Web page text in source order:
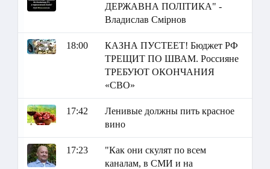
ДЕРЖАВНА ПОЛІТИКА" -
Владислав Смірнов
18:00
КАЗНА ПУСТЕЕТ! Бюджет РФ
ТРЕЩИТ ПО ШВАМ. Россияне
ТРЕБУЮТ ОКОНЧАНИЯ
«СВО»
17:42
Ленивые должны пить красное
вино
17:23
"Как они скулят по всем
каналам, в СМИ и на